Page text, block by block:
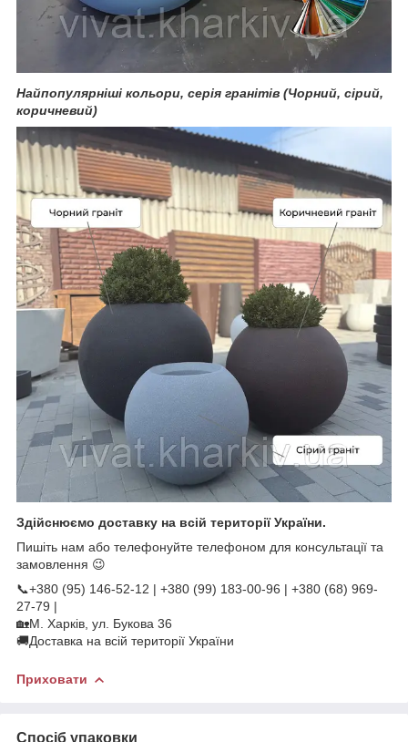
Найпопулярніші кольори, серія гранітів (Чорний, сірий,
коричневий)
Здійснюємо доставку на всій території України.
Пишіть нам або телефонуйте телефоном для консультації та
замовлення 😉
📞+380 (95) 146-52-12 | +380 (99) 183-00-96 | +380 (68) 969-
27-79 |
🏡М. Харків, ул. Букова 36
🚚Доставка на всій території України
Приховати
Спосіб упаковки